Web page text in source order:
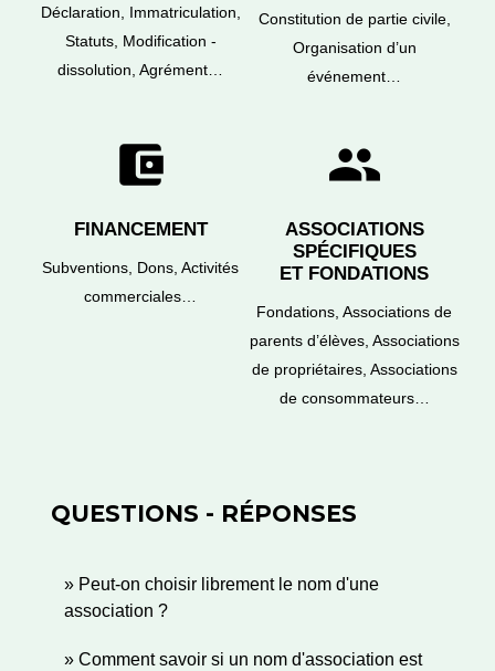
Déclaration, Immatriculation,
Statuts, Modification -
dissolution,Agrément…
Constitution de partie civile,
Organisation d’un
événement…
account_balance_wallet
FINANCEMENT
Subventions, Dons,Activités
commerciales…
group
ASSOCIATIONS
SPÉCIFIQUES
ET FONDATIONS
Fondations,Associations de
parents d’élèves, Associations
de propriétaires, Associations
de consommateurs…
QUESTIONS - RÉPONSES
Peut-on choisir librement le nom d'une
association ?
Comment savoir si un nom d'association est